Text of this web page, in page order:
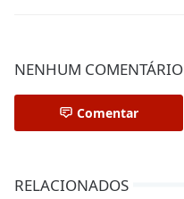
NENHUM COMENTÁRIO
Comentar
RELACIONADOS